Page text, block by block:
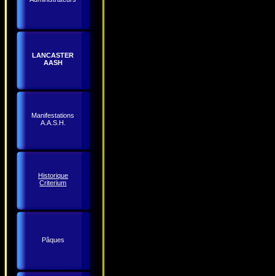
LANCASTER
AASH
Manifestations
A.A.S.H.
Historique
Criterium
Pâques